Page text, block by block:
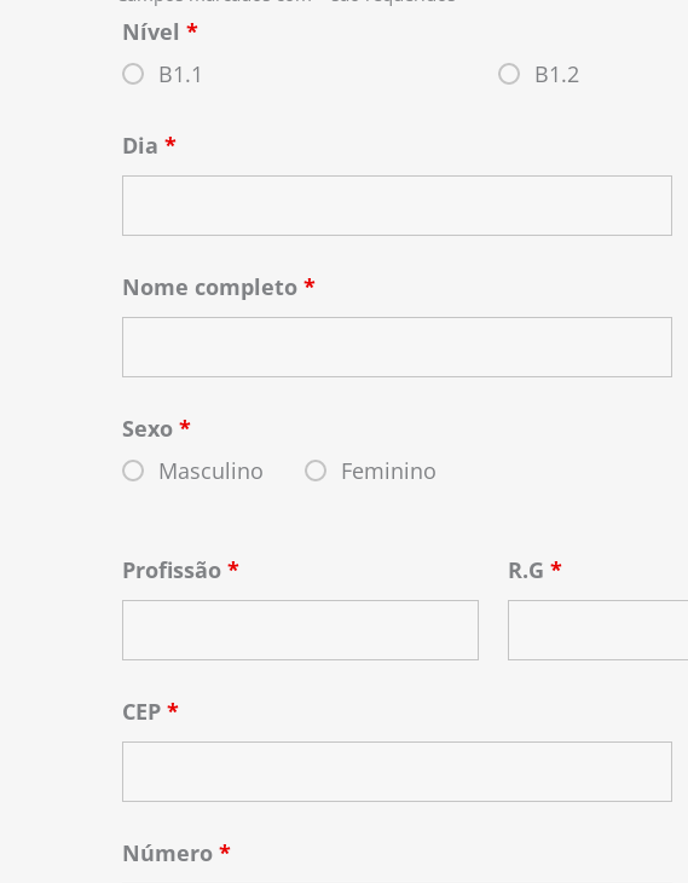
Nível *
B1.1
B1.2
Dia *
Nome completo *
Sexo *
Masculino
Feminino
Profissão * R.G *
CEP *
Número *